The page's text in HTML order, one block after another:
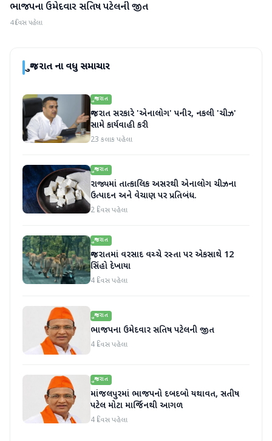
ગુજરાત
ભાજપના ઉમેદવાર સતિષ પટેલની જીત
4 દિવસ પહેલા
ગુજરાતના વધુ સમાચાર
ગુજરાત
ગુજરાત સરકારે 'એનાલોગ' પનીર, નકલી 'ચીઝ'
સામે કાર્યવાહી કરી
23 કલાક પહેલા
ગુજરાત
રાજ્યમાં તાત્કાલિક અસરથી એનાલોગ ચીઝના
ઉત્પાદન અને વેચાણ પર પ્રતિબંધ.
2 દિવસ પહેલા
ગુજરાત
ગુજરાતમાં વરસાદ વચ્ચે રસ્તા પર એકસાથે 12
સિંહો દેખાયા
4 દિવસ પહેલા
ગુજરાત
ભાજપના ઉમેદવાર સતિષ પટેલની જીત
4 દિવસ પહેલા
ગુજરાત
માંજલપુરમાં ભાજપનો દબદબો યથાવત, સતીષ
પટેલ મોટા માર્જિનથી આગળ
4 દિવસ પહેલા